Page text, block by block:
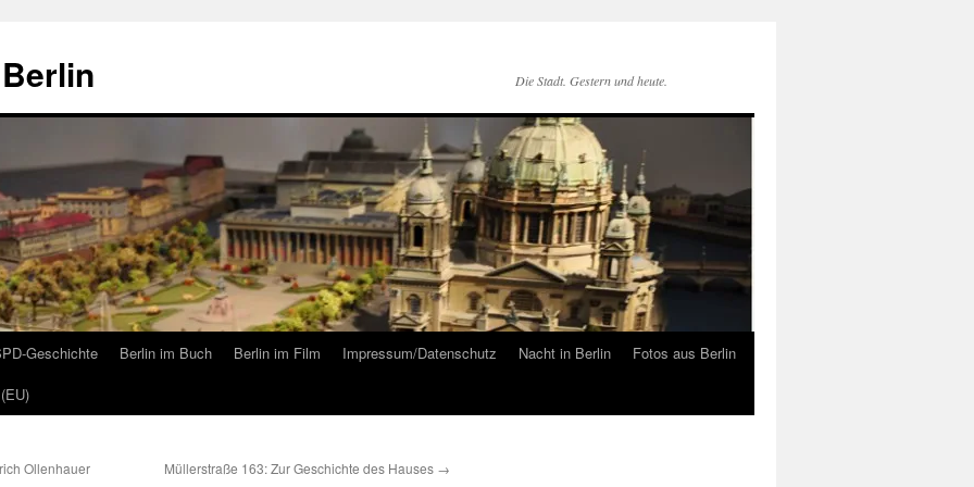
Die Stadt. Gestern und heute.
Geschichte Berlin im Buch Berlin im Film Impressum/Datenschutz Nacht in Berlin
Fotos aus Berlin
Ollenhauer
Müllerstraße 163: Zur Geschichte des Hauses →